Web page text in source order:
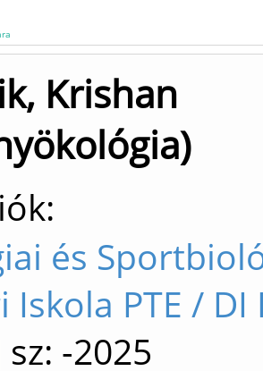
Krishan
és
PTE / DI
sz: -2025